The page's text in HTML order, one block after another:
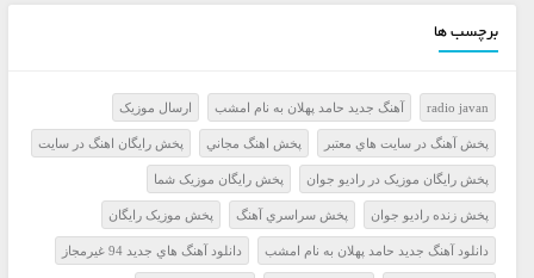
برچسب ها
radio javan آهنگ جدید حامد پهلان به نام امشب ارسال موزيک
پخش آهنگ در سايت هاي معتبر پخش اهنگ مجاني پخش رايگان اهنگ در سايت
پخش رايگان موزيک در راديو جوان پخش رايگان موزيک شما
پخش زنده راديو جوان پخش سراسري آهنگ پخش موزيک رايگان
دانلود آهنگ جدید حامد پهلان به نام امشب دانلود آهنگ هاي جديد 94 غيرمجاز